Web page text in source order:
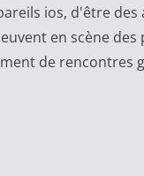
ios, d'être
en scène des
de rencontres